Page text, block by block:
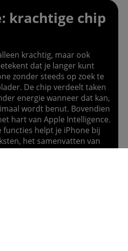
krachtige chip
krachtig, maar ook
dat je langer kunt
zonder steeds op zoek te
De chip verdeelt taken
energie wanneer dat kan,
wordt benut. Bovendien
hart van Apple Intelligence.
functies helpt je iPhone bij
het samenvatten van
van foto’s.